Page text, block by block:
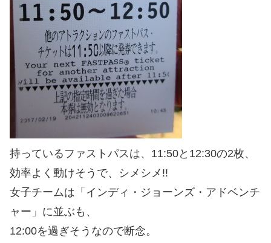
持っているファストパスは、11:50と12:30の2枚、
効率よく動けそうで、シメシメ!!
女子チームは「インディ・ジョーンズ・アドベンチ
ャー」に並ぶも、
12:00を過ぎそうなので断念。